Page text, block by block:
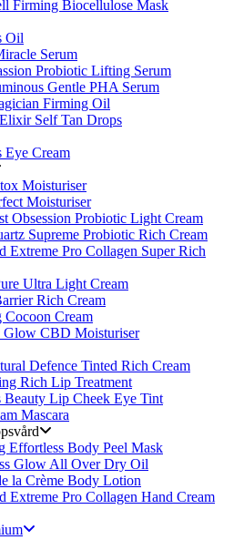
Firming Biocellulose Mask
Oil
Serum
Probiotic Lifting Serum
Gentle PHA Serum
Firming Oil
Self Tan Drops
Eye Cream
Moisturiser
Moisturiser
Obsession Probiotic Light Cream
Supreme Probiotic Rich Cream
Extreme Pro Collagen Super Rich
Ultra Light Cream
Rich Cream
Cocoon Cream
Glow CBD Moisturiser
Defence Tinted Rich Cream
Rich Lip Treatment
Beauty Lip Cheek Eye Tint
Mascara
Effortless Body Peel Mask
Glow All Over Dry Oil
la Crème Body Lotion
Extreme Pro Collagen Hand Cream